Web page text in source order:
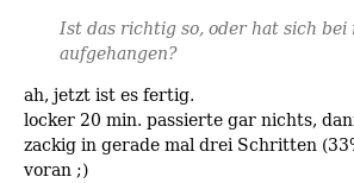
Ist das richtig so, oder hat sich
aufgehangen?
ah, jetzt ist es fertig.
locker 20 min. passierte gar nichts,
zackig in gerade mal drei Schritten
voran ;)